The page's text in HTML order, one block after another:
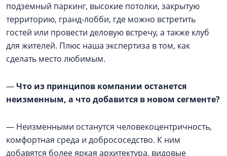
подземный паркинг, высокие потолки, закрытую
территорию, гранд-лобби, где можно встретить
гостей или провести деловую встречу, а также клуб
для жителей. Плюс наша экспертиза в том, как
сделать место любимым.
—Что из принципов компании останется
неизменным, а что добавится в новом сегменте?
— Неизменными останутся человекоцентричность,
комфортная среда и добрососедство. К ним
добавятся более яркая архитектура, видовые